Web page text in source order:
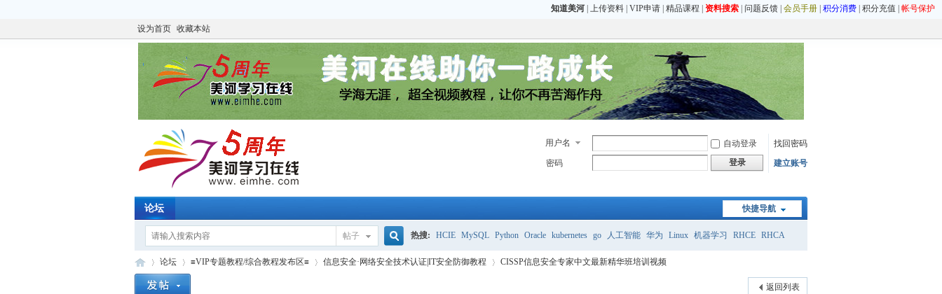
知道美河| 上传资料 VIP申请 精品课程 资料搜索 问题反馈 会员手册 积分消费 积分充值 帐号保护
设为首页 收藏本站
用户名 自动登录
找回密码
密码
登录 建立账号
快捷导航
论坛
帖子
搜
热搜: HCIE MySQL Python Oracle kubernetes go 人工智能 华为 Linux 机器学习 RHCE RHCA
CCIE H3C CCNP HCIE OCP OCM
论坛 ≡VIP专题教程/综合教程发布区≡ 信息安全·网络安全技术认证|IT安全防御教程 CISSP信息安全专家中文最新精华班培训视频
返回列表